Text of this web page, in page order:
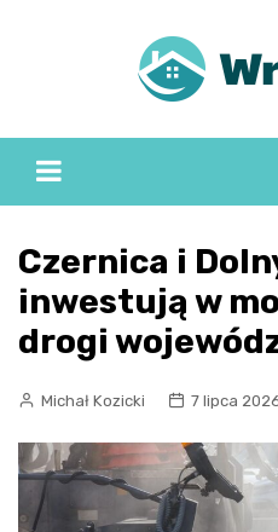
Czernica i
inwestują w
drogi
Michał Kozicki 7 lipca